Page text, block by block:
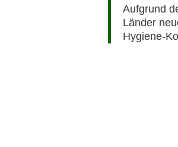
Aufgrund
Länder
Hygiene-